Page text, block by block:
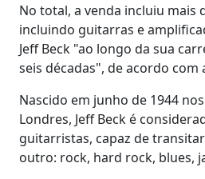
No total, a venda incluiu mais
incluindo guitarras e
Jeff Beck "ao longo da sua
seis décadas", de acordo com
Nascido em junho de 1944
Londres, Jeff Beck é
guitarristas, capaz de
outro: rock, hard rock, blues,